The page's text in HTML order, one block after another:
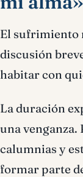
El sufrimiento
discusión
habitar con
La duración
una
calumnias y
formar parte